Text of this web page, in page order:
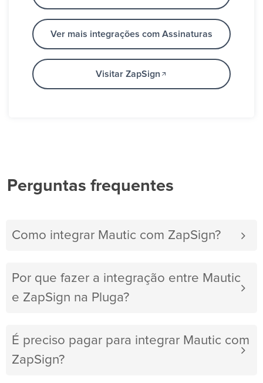
Ver mais integrações com Assinaturas
Visitar ZapSign
Perguntas frequentes
Como integrar Mautic com ZapSign?
Por que fazer a integração entre Mautic
e ZapSign na Pluga?
É preciso pagar para integrar Mautic com
ZapSign?